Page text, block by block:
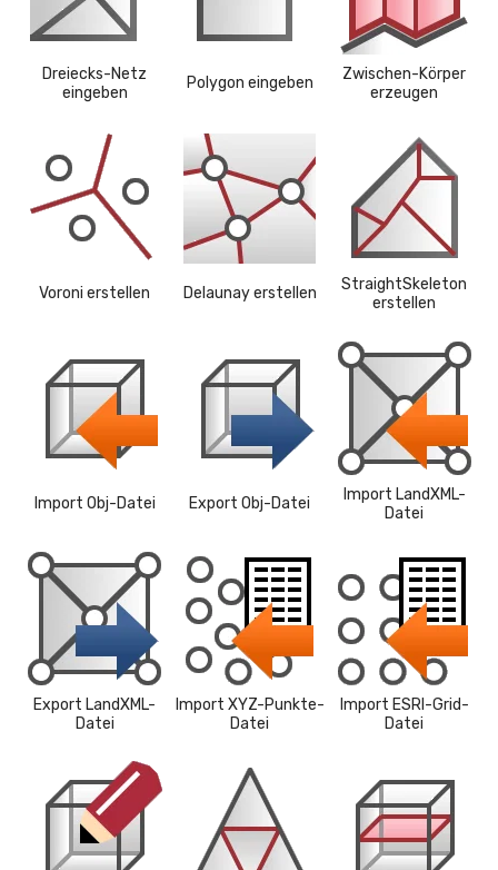
Dreiecks-Netz
eingeben
Polygon eingeben
Zwischen-Körper
erzeugen
Voroni erstellen Delaunay erstellen
StraightSkeleton
erstellen
Import Obj-Datei Export Obj-Datei
Import LandXML-
Datei
Export LandXML-
Datei
Import XYZ-Punkte-
Datei
Import ESRI-Grid-
Datei